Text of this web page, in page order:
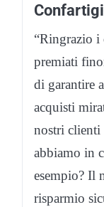
“Ringrazio i
premiati
di garantire
acquisti
nostri clienti
abbiamo in
esempio? Il
risparmio